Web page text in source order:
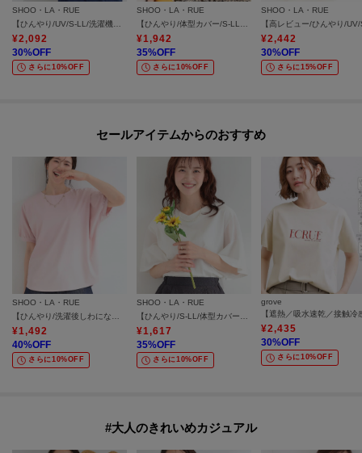
SHOO・LA・RUE
¥2,092
30%OFF
さらに10%OFF
SHOO・LA・RUE
¥1,942
35%OFF
さらに10%OFF
SHOO・LA・RUE
¥2,442
30%OFF
さらに15%OFF
セールアイテムからのおすすめ
SHOO・LA・RUE
【ひんやり/洗濯後しわになりにくい】インせず着られる さらっとタッチのドルマンブラウス
¥1,492
40%OFF
さらに10%OFF
SHOO・LA・RUE
【ひんやり/S-LL/体型カバー】フレアスリーブで二の腕を自然にカバー 浅VネックTシャツ
¥1,617
35%OFF
さらに10%OFF
grove
¥2,435
30%OFF
さらに10%OFF
#大人のきれいめカジュアル